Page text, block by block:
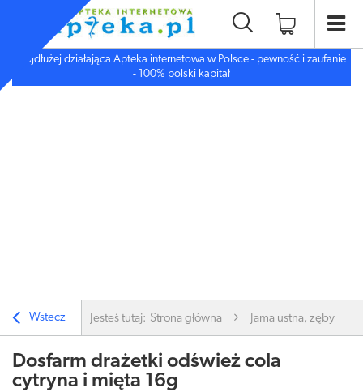
Najdłużej działająca Apteka internetowa w Polsce - pewność i zaufanie
- 100% polski kapitał
Wstecz Jesteś tutaj: Strona główna Jama ustna, zęby
Dosfarm drażetki odśwież cola
cytryna i mięta 16g